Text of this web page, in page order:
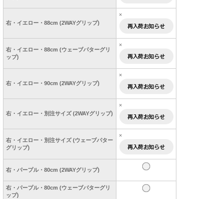
右・イエロー・88cm (2WAYグリップ)
×
右・イエロー・88cm (ウェーブパターグリ
ップ)
×
右・イエロー・90cm (2WAYグリップ)
×
右・イエロー・別注サイズ (2WAYグリップ)
×
右・イエロー・別注サイズ (ウェーブパター
グリップ)
×
右・パープル・80cm (2WAYグリップ)
右・パープル・80cm (ウェーブパターグリ
ップ)